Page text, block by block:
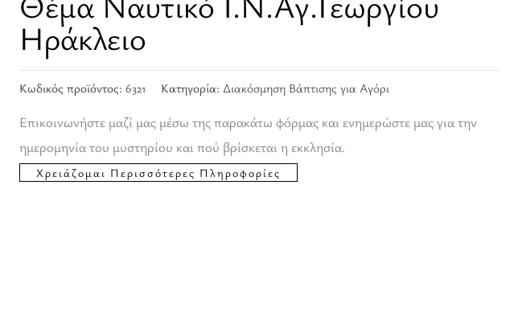
Ηράκλειο
Κωδικός προϊόντος: 6321 Κατηγορία: Διακόσμηση Βάπτισης για Αγόρι
Επικοινωνήστε μαζί μας μέσω της παρακάτω φόρμας και ενημερώστε μας για την
ημερομηνία του μυστηρίου και πού βρίσκεται η εκκλησία.